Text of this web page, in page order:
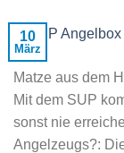
10
März
Matze aus dem
Mit dem SUP
sonst nie
Angelzeugs?: